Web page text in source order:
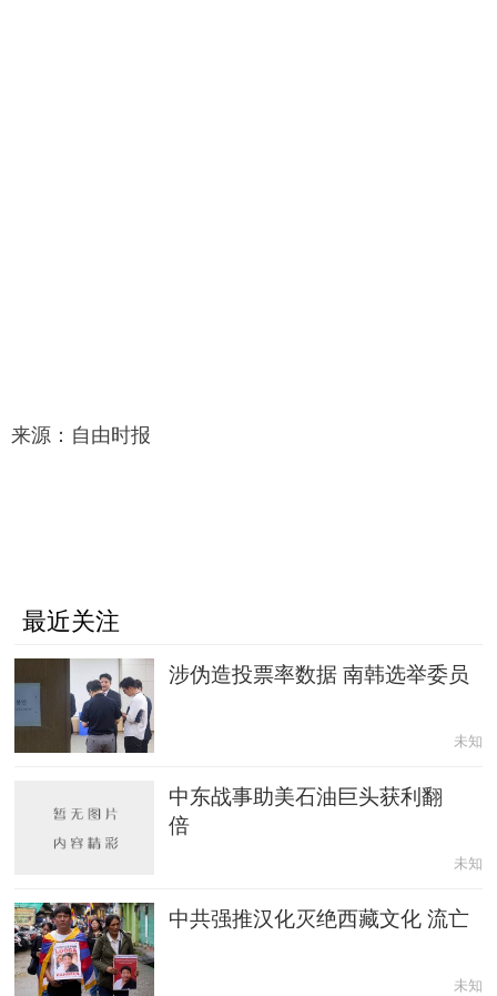
来源：自由时报
最近关注
涉伪造投票率数据 南韩选举委员
未知
中东战事助美石油巨头获利翻
倍
未知
中共强推汉化灭绝西藏文化 流亡
未知